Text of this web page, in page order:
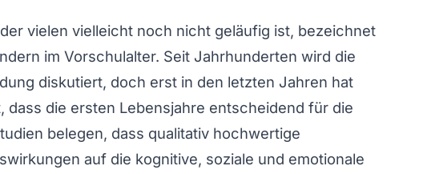
vielen vielleicht noch nicht geläufig ist, bezeichnet
im Vorschulalter. Seit Jahrhunderten wird die
diskutiert, doch erst in den letzten Jahren hat
dass die ersten Lebensjahre entscheidend für die
belegen, dass qualitativ hochwertige
auf die kognitive, soziale und emotionale